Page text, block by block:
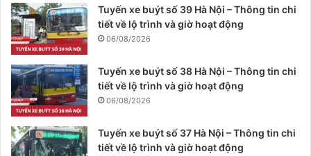
Tuyến xe buýt số 39 Hà Nội – Thông tin chi
tiết về lộ trình và giờ hoạt động
06/08/2026
Tuyến xe buýt số 38 Hà Nội – Thông tin chi
tiết về lộ trình và giờ hoạt động
06/08/2026
Tuyến xe buýt số 37 Hà Nội – Thông tin chi
tiết về lộ trình và giờ hoạt động